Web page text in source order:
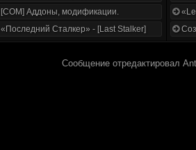
[COM] Аддоны, модификации.
«Последний Сталкер» - [Last Stalker]
Сообщение отредактировал